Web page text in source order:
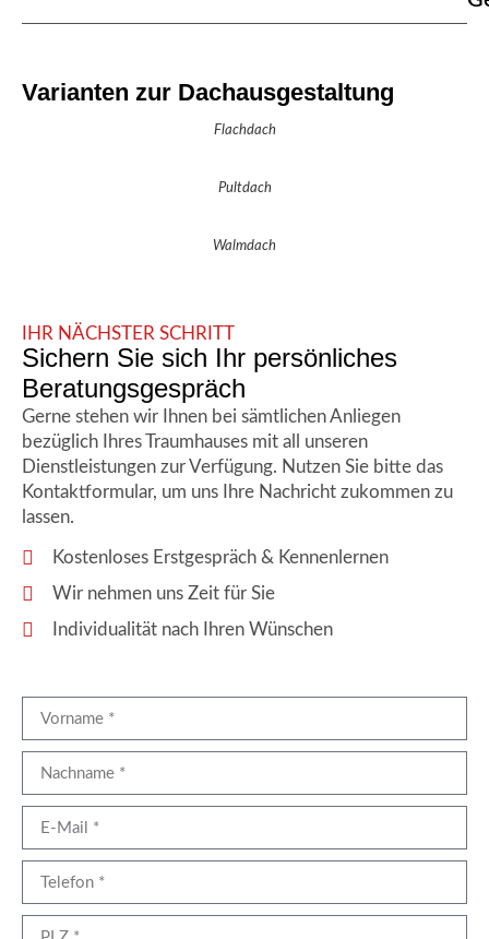
Varianten zur Dachausgestaltung
Flachdach
Pultdach
Walmdach
IHR NÄCHSTER SCHRITT
Sichern Sie sich Ihr persönliches
Beratungsgespräch
Gerne stehen wir Ihnen bei sämtlichen Anliegen
bezüglich Ihres Traumhauses mit all unseren
Dienstleistungen zur Verfügung. Nutzen Sie bitte das
Kontaktformular, um uns Ihre Nachricht zukommen zu
lassen.
Kostenloses Erstgespräch & Kennenlernen
Wir nehmen uns Zeit für Sie
Individualität nach Ihren Wünschen